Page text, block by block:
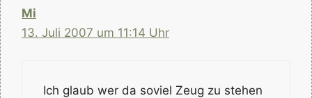
Mi
13. Juli 2007 um 11:14 Uhr
Ich glaub wer da soviel Zeug zu stehen